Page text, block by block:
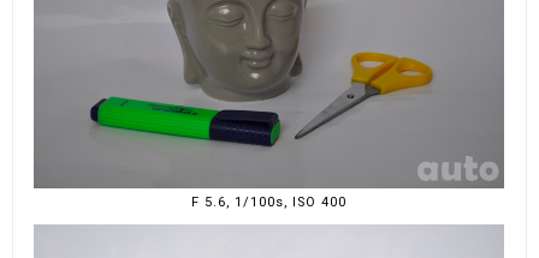
F 5.6, 1/100s, ISO 400